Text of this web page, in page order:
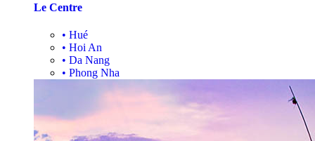
Le Centre
• Hué
• Hoi An
• Da Nang
• Phong Nha